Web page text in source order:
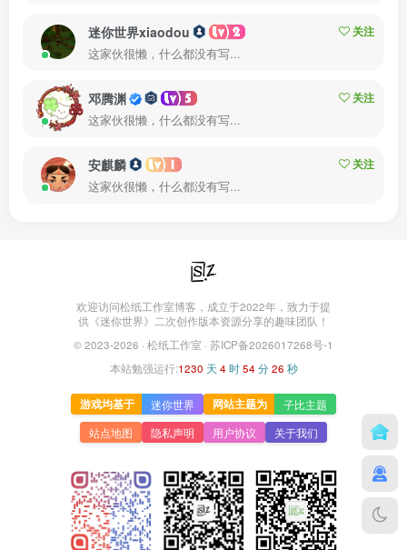
迷你世界xiaodou
关注
这家伙很懒，什么都没有写...
邓腾渊
关注
这家伙很懒，什么都没有写...
安麒麟
关注
这家伙很懒，什么都没有写...
欢迎访问松纸工作室博客，成立于2022年，致力于提
供《迷你世界》二次创作版本资源分享的趣味团队！
© 2023-2026 · 松纸工作室 · 苏ICP备2026017268号-1
本站勉强运行:1230 天 4 时54 分26 秒
游戏均基于 迷你世界 网站主题为
子比主题
站点地图
隐私声明 用户协议 关于我们